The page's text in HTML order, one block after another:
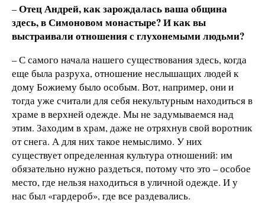
–Отец Андрей, как зарождалась ваша община
здесь, в Симоновом монастыре? И как вы
выстраивали отношения с глухонемыми людьми?
– С самого начала нашего существования здесь, когда
еще была разруха, отношение неслышащих людей к
дому Божиему было особым. Вот, например, они и
тогда уже считали для себя некультурным находиться в
храме в верхней одежде. Мы не задумываемся над
этим. Заходим в храм, даже не отряхнув свой воротник
от снега. А для них такое немыслимо. У них
существует определенная культура отношений: им
обязательно нужно раздеться, потому что это – особое
место, где нельзя находиться в уличной одежде. И у
нас был «гардероб», где все раздевались.